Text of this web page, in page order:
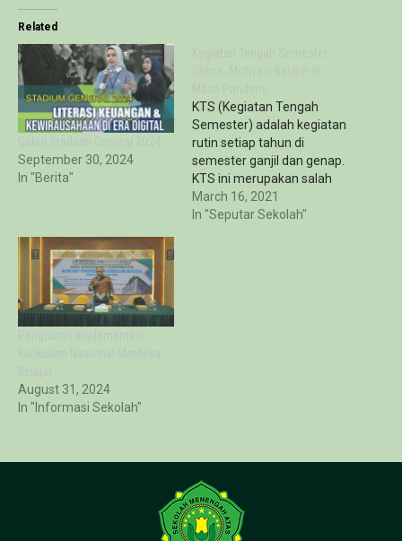
Related
September 30, 2024
In "Berita"
KTS (Kegiatan Tengah
Semester) adalah kegiatan
rutin setiap tahun di
semester ganjil dan genap.
KTS ini merupakan salah
satu agenda sekolah dan
bagian dari pembelajaran.
March 16, 2021
In "Seputar Sekolah"
August 31, 2024
In "Informasi Sekolah"